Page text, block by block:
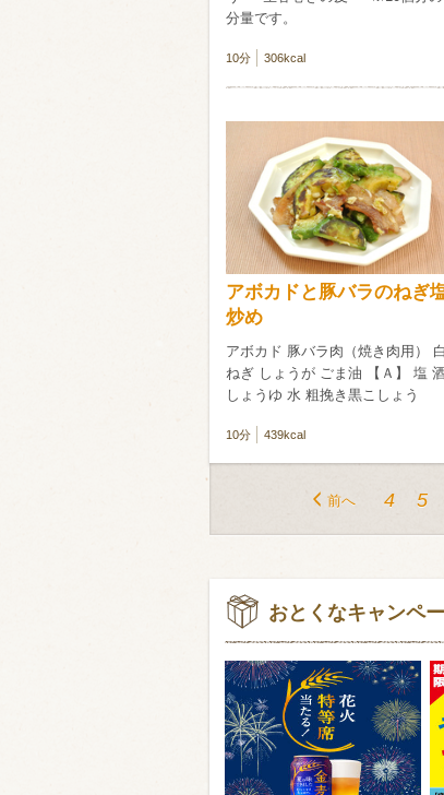
分量です。
10分 306kcal
アボカドと豚バラのねぎ
炒め
アボカド 豚バラ肉（焼き肉用） 白
ねぎ しょうが ごま油 【Ａ】 塩
しょうゆ 水 粗挽き黒こしょう
10分 439kcal
前へ 4 5
おとくなキャンペ